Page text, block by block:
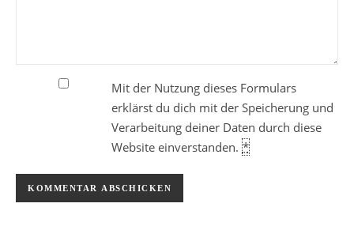
Mit der Nutzung dieses Formulars
erklärst du dich mit der Speicherung und
Verarbeitung deiner Daten durch diese
Website einverstanden. *